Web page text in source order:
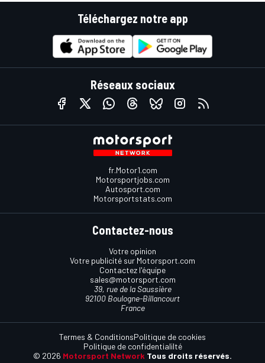
Téléchargez notre app
Réseaux sociaux
fr.Motor1.com
Motorsportjobs.com
Autosport.com
Motorsportstats.com
Contactez-nous
Votre opinion
Votre publicité sur Motorsport.com
Contactez l'équipe
sales@motorsport.com
39, rue de la Saussière
92100 Boulogne-Billancourt
France
© 2026 Motorsport Network Tous droits réservés.
Termes & ConditionsPolitique de cookies
Politique de confidentialilté